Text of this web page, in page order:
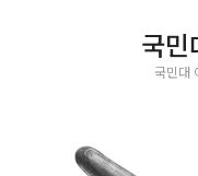
국
국민대